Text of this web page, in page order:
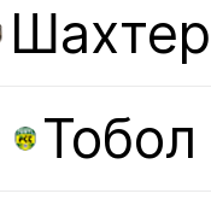
Шахтер
Тобол